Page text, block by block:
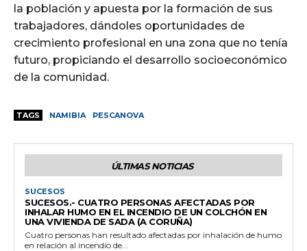
la población y apuesta por la formación de sus
trabajadores, dándoles oportunidades de
crecimiento profesional en una zona que no tenía
futuro, propiciando el desarrollo socioeconómico
de la comunidad.
TAGS NAMIBIA PESCANOVA
ÚLTIMAS NOTICIAS
SUCESOS
SUCESOS.- CUATRO PERSONAS AFECTADAS POR
INHALAR HUMO EN EL INCENDIO DE UN COLCHÓN EN
UNA VIVIENDA DE SADA (A CORUÑA)
Cuatro personas han resultado afectadas por inhalación de humo
en relación al incendio de...